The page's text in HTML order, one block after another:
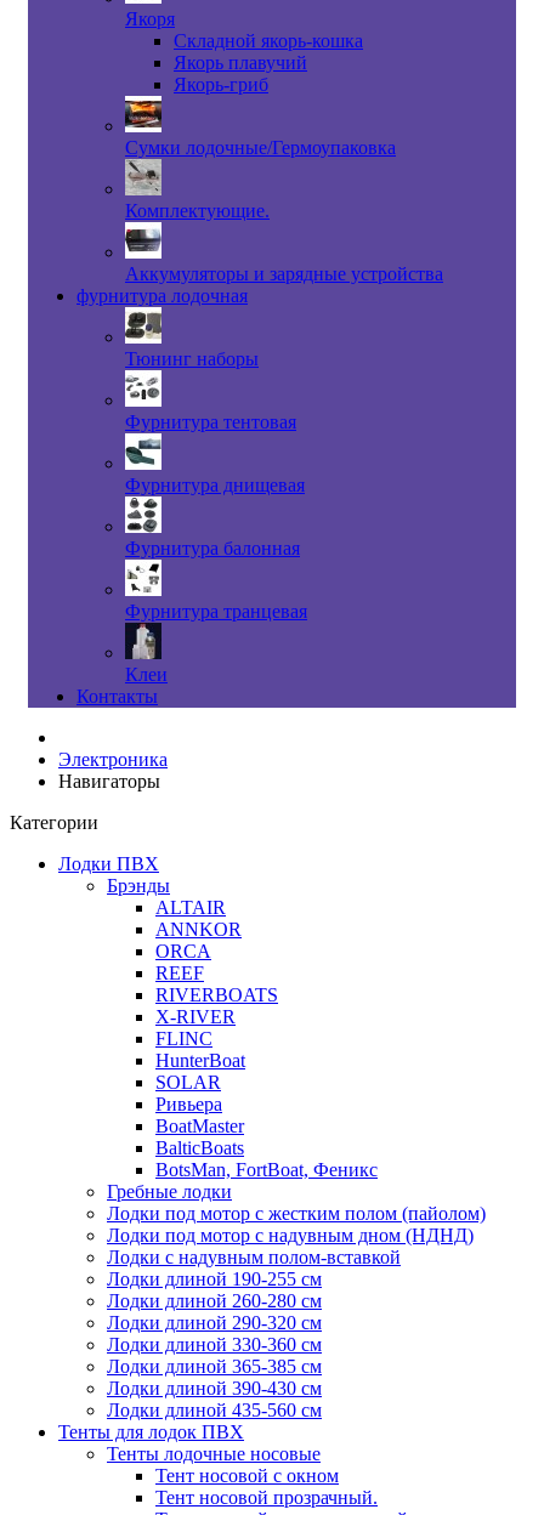
Якоря
Складной якорь-кошка
Якорь плавучий
Якорь-гриб
Сумки лодочные/Гермоупаковка
Комплектующие.
Аккумуляторы и зарядные устройства
фурнитура лодочная
Тюнинг наборы
Фурнитура тентовая
Фурнитура днищевая
Фурнитура балонная
Фурнитура транцевая
Клеи
Контакты
Электроника
Навигаторы
Категории
Лодки ПВХ
Брэнды
ALTAIR
ANNKOR
ORCA
REEF
RIVERBOATS
X-RIVER
FLINC
HunterBoat
SOLAR
Ривьера
BoatMaster
BalticBoats
BotsMan, FortBoat, Феникс
Гребные лодки
Лодки под мотор с жестким полом (пайолом)
Лодки под мотор с надувным дном (НДНД)
Лодки с надувным полом-вставкой
Лодки длиной 190-255 см
Лодки длиной 260-280 см
Лодки длиной 290-320 см
Лодки длиной 330-360 см
Лодки длиной 365-385 см
Лодки длиной 390-430 см
Лодки длиной 435-560 см
Тенты для лодок ПВХ
Тенты лодочные носовые
Тент носовой с окном
Тент носовой прозрачный.